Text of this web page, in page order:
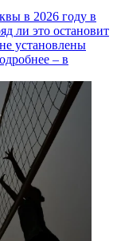
в 2026 году в
ли это остановит
установлены
– в